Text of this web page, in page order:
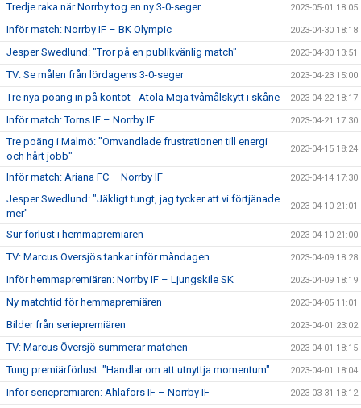
Tredje raka när Norrby tog en ny 3-0-seger 2023-05-01 18:05
Inför match: Norrby IF – BK Olympic 2023-04-30 18:18
Jesper Swedlund: "Tror på en publikvänlig match" 2023-04-30 13:51
TV: Se målen från lördagens 3-0-seger 2023-04-23 15:00
Tre nya poäng in på kontot - Atola Meja tvåmålskytt i skåne 2023-04-22 18:17
Inför match: Torns IF – Norrby IF 2023-04-21 17:30
Tre poäng i Malmö: "Omvandlade frustrationen till energi
och hårt jobb"
2023-04-15 18:24
Inför match: Ariana FC – Norrby IF 2023-04-14 17:30
Jesper Swedlund: "Jäkligt tungt, jag tycker att vi förtjänade
mer"
2023-04-10 21:01
Sur förlust i hemmapremiären 2023-04-10 21:00
TV: Marcus Översjös tankar inför måndagen 2023-04-09 18:28
Inför hemmapremiären: Norrby IF – Ljungskile SK 2023-04-09 18:19
Ny matchtid för hemmapremiären 2023-04-05 11:01
Bilder från seriepremiären 2023-04-01 23:02
TV: Marcus Översjö summerar matchen 2023-04-01 18:15
Tung premiärförlust: "Handlar om att utnyttja momentum" 2023-04-01 18:04
Inför seriepremiären: Ahlafors IF – Norrby IF 2023-03-31 18:12